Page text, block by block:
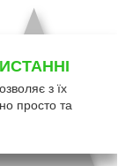
з їх
просто та